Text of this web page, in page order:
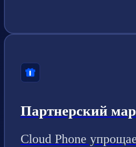
Партнерский
Cloud Phone